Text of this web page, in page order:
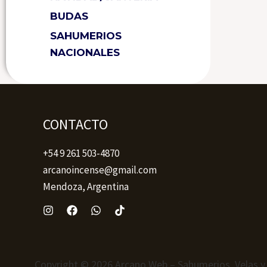
BUDAS
SAHUMERIOS
NACIONALES
CONTACTO
+54 9 261 503-4870
arcanoincense@gmail.com
Mendoza, Argentina